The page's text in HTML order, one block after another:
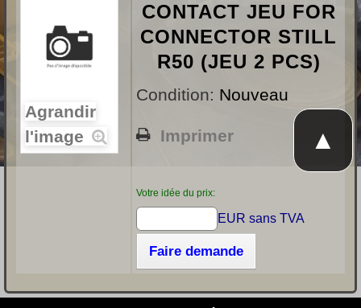
Agrandir
l'image
CONTACT JEU FOR
CONNECTOR STILL
R50 (JEU 2 PCS)
Condition: Nouveau
Imprimer
Votre idée du prix:
EUR sans TVA
Faire demande
▲